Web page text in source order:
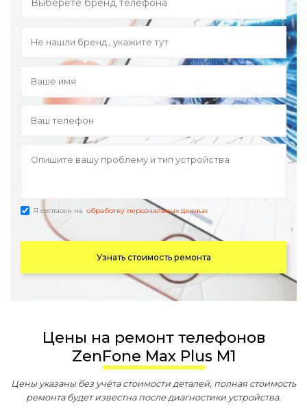
Я согласен на обработку персональных данных
Узнать стоимость ремонта
Цены на ремонт телефонов
ZenFone Max Plus M1
Цены указаны без учёта стоимости деталей, полная стоимость
ремонта будет известна после диагностики устройства.